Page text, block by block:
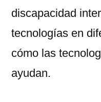
discapacidad
tecnologías en
cómo las
ayudan.